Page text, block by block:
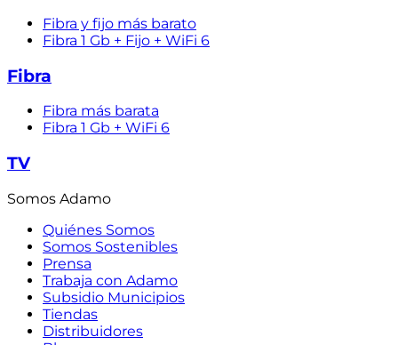
Fibra y fijo más barato
Fibra 1 Gb + Fijo + WiFi 6
Fibra
Fibra más barata
Fibra 1 Gb + WiFi 6
TV
Somos Adamo
Quiénes Somos
Somos Sostenibles
Prensa
Trabaja con Adamo
Subsidio Municipios
Tiendas
Distribuidores